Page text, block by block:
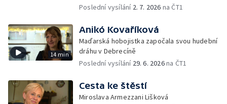
Poslední vysílání 2. 7. 2026 na ČT1
14 min
Anikó Kovaříková
Maďarská hobojistka započala svou hudební
dráhu v Debrecíně
Poslední vysílání 29. 6. 2026na ČT1
Cesta ke štěstí
Miroslava Armezzani Lišková